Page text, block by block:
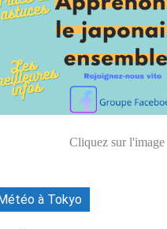
Cliquez sur l'image
à Tokyo